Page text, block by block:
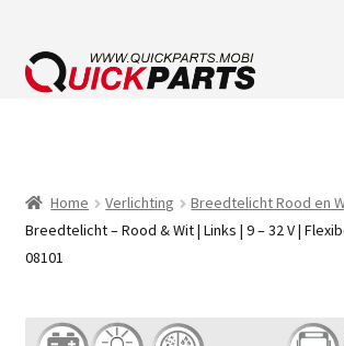
Home Verlichting Breedtelicht Rood en
Breedtelicht – Rood & Wit | Links | 9 – 32 V |
08101